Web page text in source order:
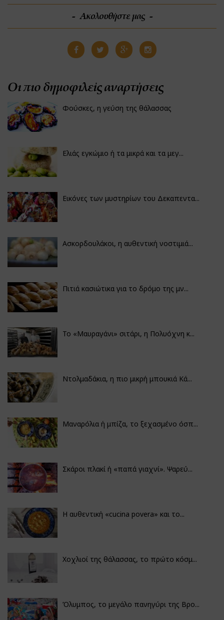
Ακολουθήστε μας
Οι πιο δημοφιλείς αναρτήσεις
Φούσκες, η γεύση της θάλασσας
Ελιάς εγκώμιο ή τα μικρά και τα μεγ...
Εικόνες των μυστηρίων του Δεκαπεντα...
Ασκορδουλάκοι, η αυθεντική νοστιμιά...
Πιτιά κασιώτικα για το δρόμο της μν...
Το «Μαυραγάνι» σιτάρι, η Πολυόχνη κ...
Ντολμαδάκια, η πιο μικρή μπουκιά Κά...
Μαναρόλια ή μπίζα, το ξεχασμένο όσπ...
Σκάροι πλακί ή «παπά γιαχνί». Ψαρεύ...
Η αυθεντική «cucina povera» και το...
Χοχλιοί της θάλασσας, το πρώτο κόσμ...
Όλυμπος, το μεγάλο πανηγύρι της Βρο...